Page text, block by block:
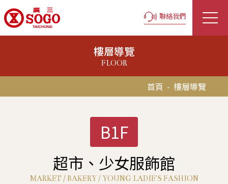
聯絡我們
樓層導覽
FLOOR
首頁 - 樓層導覽
B1F
超市、少女服飾館
MARKET / BAKERY / YOUNG LADIE'S FASHION